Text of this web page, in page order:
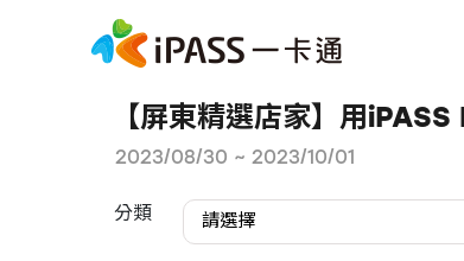
【屏東精選店家】用
2023/08/30 ~ 2023/10/01
分類 請選擇